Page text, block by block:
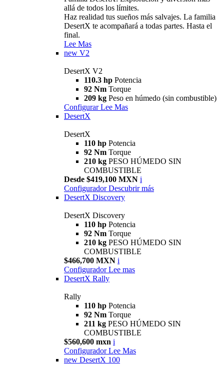
allá de todos los límites.
Haz realidad tus sueños más salvajes. La familia
DesertX te acompañará a todas partes. Hasta el
final.
Lee Mas
new V2
DesertX V2
110.3 hp Potencia
92 Nm Torque
209 kg Peso en húmedo (sin combustible)
Configurar Lee Mas
DesertX
DesertX
110 hp Potencia
92 Nm Torque
210 kg PESO HÚMEDO SIN
COMBUSTIBLE
Desde $419,100 MXN i
Configurador Descubrir más
DesertX Discovery
DesertX Discovery
110 hp Potencia
92 Nm Torque
210 kg PESO HÚMEDO SIN
COMBUSTIBLE
$466,700 MXN i
Configurador Lee mas
DesertX Rally
Rally
110 hp Potencia
92 Nm Torque
211 kg PESO HÚMEDO SIN
COMBUSTIBLE
$560,600 mxn i
Configurador Lee Mas
new DesertX 100